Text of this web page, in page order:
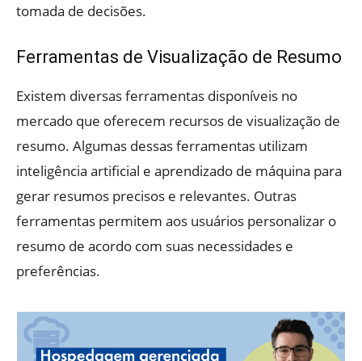
tomada de decisões.
Ferramentas de Visualização de Resumo
Existem diversas ferramentas disponíveis no
mercado que oferecem recursos de visualização de
resumo. Algumas dessas ferramentas utilizam
inteligência artificial e aprendizado de máquina para
gerar resumos precisos e relevantes. Outras
ferramentas permitem aos usuários personalizar o
resumo de acordo com suas necessidades e
preferências.